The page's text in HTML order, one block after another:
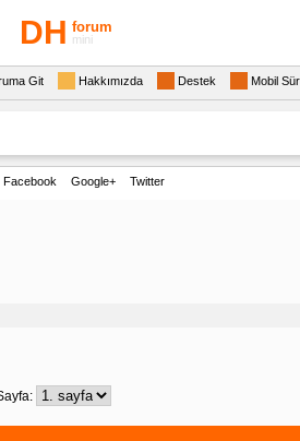
DH forum
mini
Git Hakkımızda Destek Mobil
Facebook Google+ Twitter